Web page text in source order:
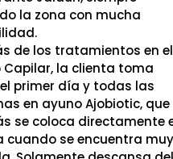
la zona con mucha
de los tratamientos en el
Capilar, la clienta toma
primer día y todas las
en ayuno Ajobiotic, que
se coloca directamente
cuando se encuentra muy